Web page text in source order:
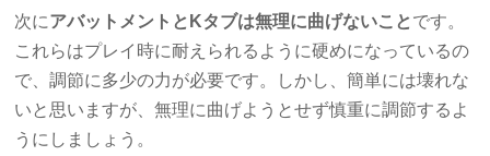
次にアバットメントとKタブは無理に曲げないことです。
これらはプレイ時に耐えられるように硬めになっているの
で、調節に多少の力が必要です。しかし、簡単には壊れな
いと思いますが、無理に曲げようとせず慎重に調節するよ
うにしましょう。